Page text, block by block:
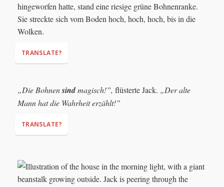
hingeworfen hatte, stand eine riesige grüne Bohnenranke.
Sie streckte sich vom Boden hoch, hoch, hoch, bis in die
Wolken.
TRANSLATE?
„Die Bohnensindmagisch!”, flüsterte Jack. „Der alte
Mann hat die Wahrheit erzählt!”
TRANSLATE?
telling the truth!"